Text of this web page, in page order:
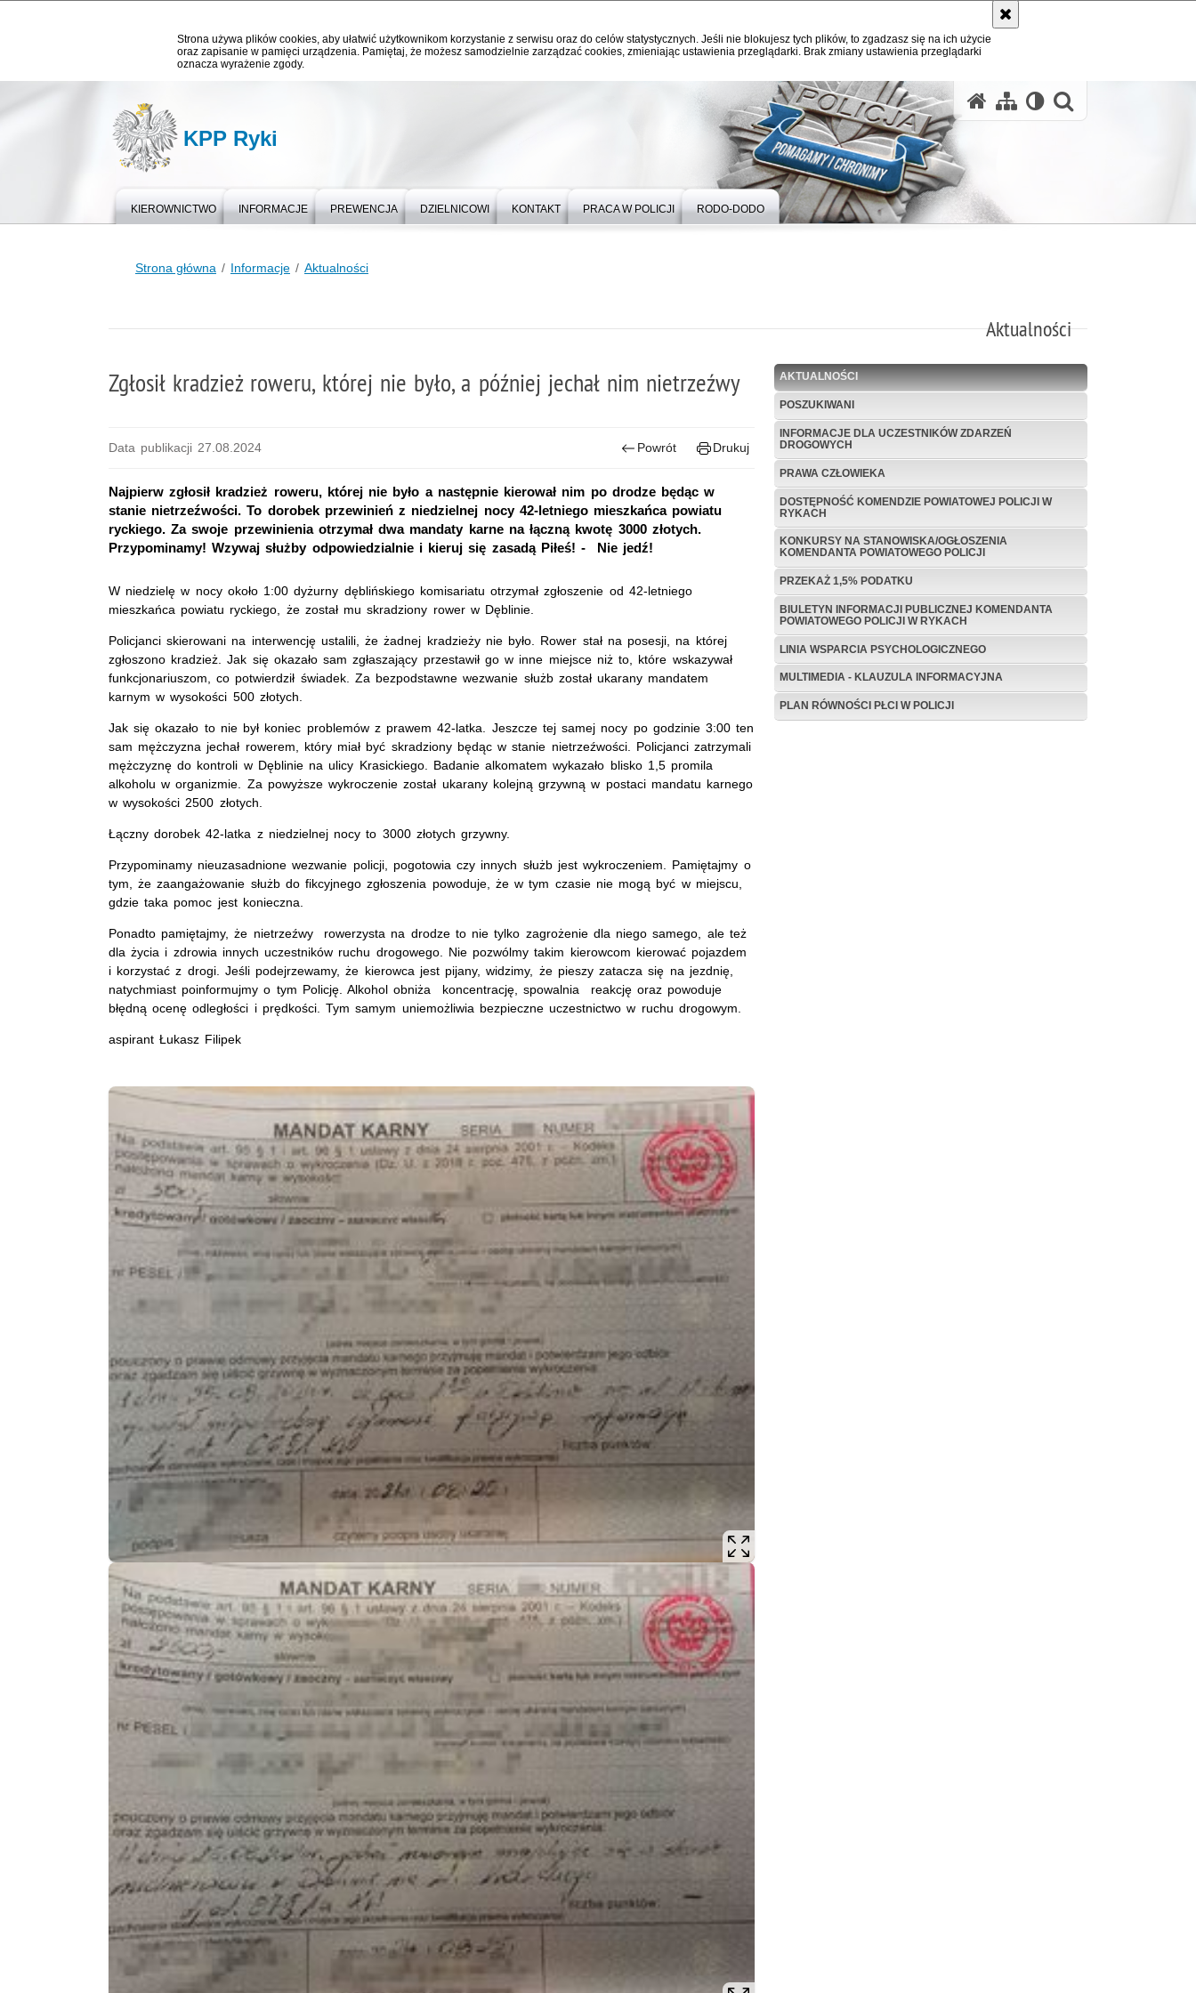
Strona używa plików cookies, aby ułatwić użytkownikom korzystanie z serwisu oraz do celów statystycznych. Jeśli nie blokujesz tych plików, to zgadzasz się na ich użycie
oraz zapisanie w pamięci urządzenia. Pamiętaj, że możesz samodzielnie zarządzać cookies, zmieniając ustawienia przeglądarki. Brak zmiany ustawienia przeglądarki
oznacza wyrażenie zgody.
KPP Ryki
KIEROWNICTWO INFORMACJE PREWENCJA DZIELNICOWI KONTAKT PRACA W POLICJI RODO-DODO
Strona główna Informacje Aktualności
Aktualności
Zgłosił kradzież roweru, której nie było, a później jechał nim nietrzeźwy
Data publikacji 27.08.2024 Powrót Drukuj
Najpierw zgłosił kradzież roweru, której nie było a następnie kierował nim po drodze będąc w
stanie nietrzeźwości. To dorobek przewinień z niedzielnej nocy 42-letniego mieszkańca powiatu
ryckiego. Za swoje przewinienia otrzymał dwa mandaty karne na łączną kwotę 3000 złotych.
Przypominamy! Wzywaj służby odpowiedzialnie i kieruj się zasadą Piłeś! - Nie jedź!
W niedzielę w nocy około 1:00 dyżurny dęblińskiego komisariatu otrzymał zgłoszenie od 42-letniego
mieszkańca powiatu ryckiego, że został mu skradziony rower w Dęblinie.
Policjanci skierowani na interwencję ustalili, że żadnej kradzieży nie było. Rower stał na posesji, na której
zgłoszono kradzież. Jak się okazało sam zgłaszający przestawił go w inne miejsce niż to, które wskazywał
funkcjonariuszom, co potwierdził świadek. Za bezpodstawne wezwanie służb został ukarany mandatem
karnym w wysokości 500 złotych.
Jak się okazało to nie był koniec problemów z prawem 42-latka. Jeszcze tej samej nocy po godzinie 3:00 ten
sam mężczyzna jechał rowerem, który miał być skradziony będąc w stanie nietrzeźwości. Policjanci zatrzymali
mężczyznę do kontroli w Dęblinie na ulicy Krasickiego. Badanie alkomatem wykazało blisko 1,5 promila
alkoholu w organizmie. Za powyższe wykroczenie został ukarany kolejną grzywną w postaci mandatu karnego
w wysokości 2500 złotych.
Łączny dorobek 42-latka z niedzielnej nocy to 3000 złotych grzywny.
Przypominamy nieuzasadnione wezwanie policji, pogotowia czy innych służb jest wykroczeniem. Pamiętajmy o
tym, że zaangażowanie służb do fikcyjnego zgłoszenia powoduje, że w tym czasie nie mogą być w miejscu,
gdzie taka pomoc jest konieczna.
Ponadto pamiętajmy, że nietrzeźwy rowerzysta na drodze to nie tylko zagrożenie dla niego samego, ale też
dla życia i zdrowia innych uczestników ruchu drogowego. Nie pozwólmy takim kierowcom kierować pojazdem
i korzystać z drogi. Jeśli podejrzewamy, że kierowca jest pijany, widzimy, że pieszy zatacza się na jezdnię,
natychmiast poinformujmy o tym Policję. Alkohol obniża koncentrację, spowalnia reakcję oraz powoduje
błędną ocenę odległości i prędkości. Tym samym uniemożliwia bezpieczne uczestnictwo w ruchu drogowym.
aspirant Łukasz Filipek
AKTUALNOŚCI
POSZUKIWANI
INFORMACJE DLA UCZESTNIKÓW ZDARZEŃ
DROGOWYCH
PRAWA CZŁOWIEKA
DOSTĘPNOŚĆ KOMENDZIE POWIATOWEJ POLICJI W
RYKACH
KONKURSY NA STANOWISKA/OGŁOSZENIA
KOMENDANTA POWIATOWEGO POLICJI
PRZEKAŻ 1,5% PODATKU
BIULETYN INFORMACJI PUBLICZNEJ KOMENDANTA
POWIATOWEGO POLICJI W RYKACH
LINIA WSPARCIA PSYCHOLOGICZNEGO
MULTIMEDIA - KLAUZULA INFORMACYJNA
PLAN RÓWNOŚCI PŁCI W POLICJI